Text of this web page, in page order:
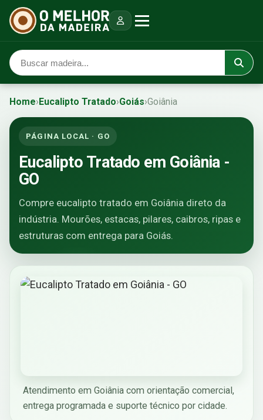
Home›Eucalipto Tratado›Goiás›Goiânia
PÁGINA LOCAL · GO
Eucalipto Tratado em Goiânia -
GO
Compre eucalipto tratado em Goiânia direto da
indústria. Mourões, estacas, pilares, caibros, ripas e
estruturas com entrega para Goiás.
Atendimento em Goiânia com orientação comercial,
entrega programada e suporte técnico por cidade.